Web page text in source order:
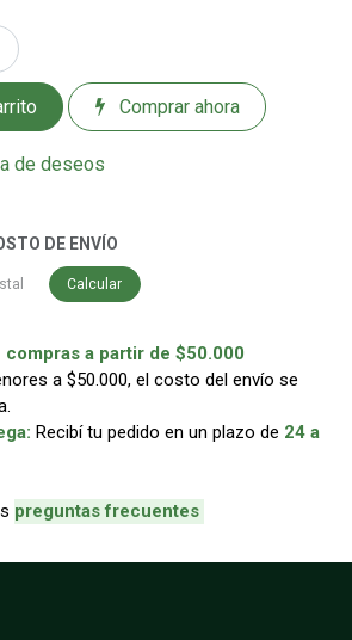
Comprar ahora
de deseos
DE ENVÍO
Calcular
a partir de $50.000
a $50.000, el costo del envío se
Recibí tu pedido en un plazo de 24 a
preguntas frecuentes